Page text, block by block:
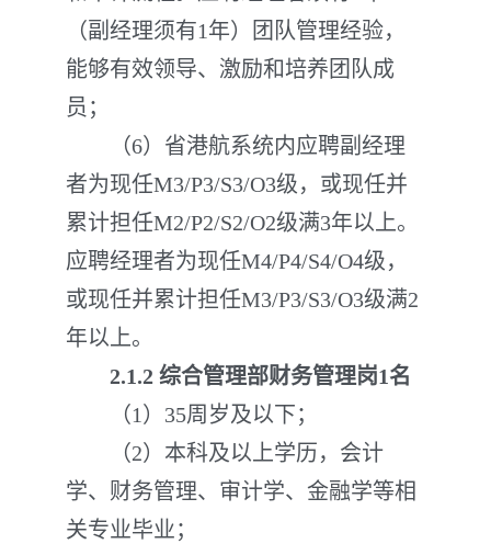
（副经理须有1年）团队管理经验，
能够有效领导、激励和培养团队成
员；
（6）省港航系统内应聘副经理
者为现任M3/P3/S3/O3级，或现任并
累计担任M2/P2/S2/O2级满3年以上。
应聘经理者为现任M4/P4/S4/O4级，
或现任并累计担任M3/P3/S3/O3级满2
年以上。
2.1.2 综合管理部财务管理岗1名
（1）35周岁及以下；
（2）本科及以上学历，会计
学、财务管理、审计学、金融学等相
关专业毕业；